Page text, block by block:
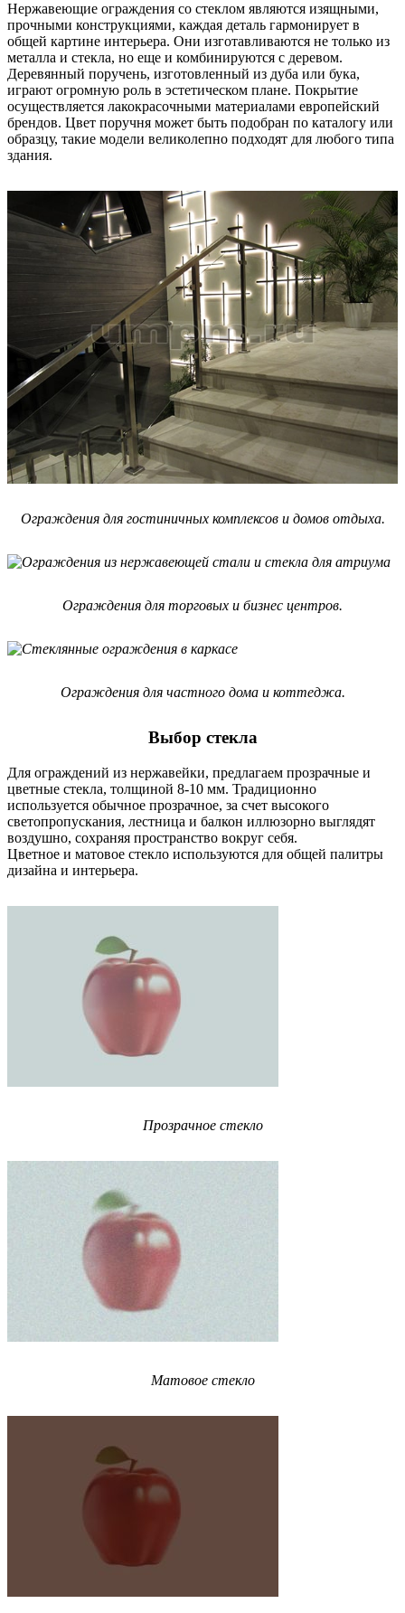
Нержавеющие ограждения со стеклом являются изящными,
прочными конструкциями, каждая деталь гармонирует в
общей картине интерьера. Они изготавливаются не только из
металла и стекла, но еще и комбинируются с деревом.
Деревянный поручень, изготовленный из дуба или бука,
играют огромную роль в эстетическом плане. Покрытие
осуществляется лакокрасочными материалами европейский
брендов. Цвет поручня может быть подобран по каталогу или
образцу, такие модели великолепно подходят для любого типа
здания.
Ограждения для гостиничных комплексов и домов отдыха.
Ограждения для торговых и бизнес центров.
Ограждения для частного дома и коттеджа.
Выбор стекла
Для ограждений из нержавейки, предлагаем прозрачные и
цветные стекла, толщиной 8-10 мм. Традиционно
используется обычное прозрачное, за счет высокого
светопропускания, лестница и балкон иллюзорно выглядят
воздушно, сохраняя пространство вокруг себя.
Цветное и матовое стекло используются для общей палитры
дизайна и интерьера.
Прозрачное стекло
Матовое стекло